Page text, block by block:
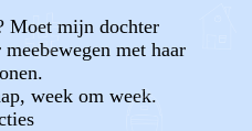
Moet mijn dochter
met haar
week om week.